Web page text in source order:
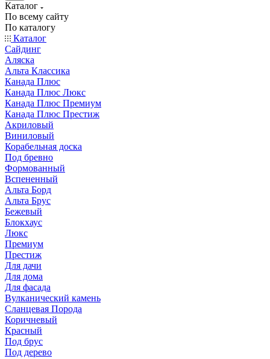
Каталог
По всему сайту
По каталогу
Каталог
Сайдинг
Аляска
Альта Классика
Канада Плюс
Канада Плюс Люкс
Канада Плюс Премиум
Канада Плюс Престиж
Акриловый
Виниловый
Корабельная доска
Под бревно
Формованный
Вспененный
Альта Борд
Альта Брус
Бежевый
Блокхаус
Люкс
Премиум
Престиж
Для дачи
Для дома
Для фасада
Вулканический камень
Сланцевая Порода
Коричневый
Красный
Под брус
Под дерево